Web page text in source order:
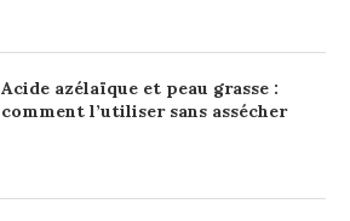
Acide azélaïque et peau grasse :
comment l’utiliser sans assécher